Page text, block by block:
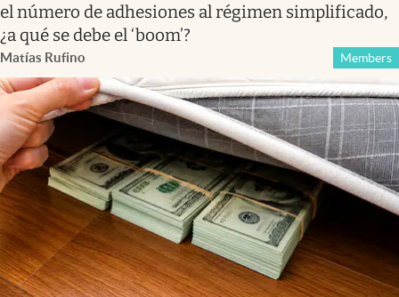
el número de adhesiones al régimen simplificado,
¿a qué se debe el ‘boom’?
Matías Rufino Members